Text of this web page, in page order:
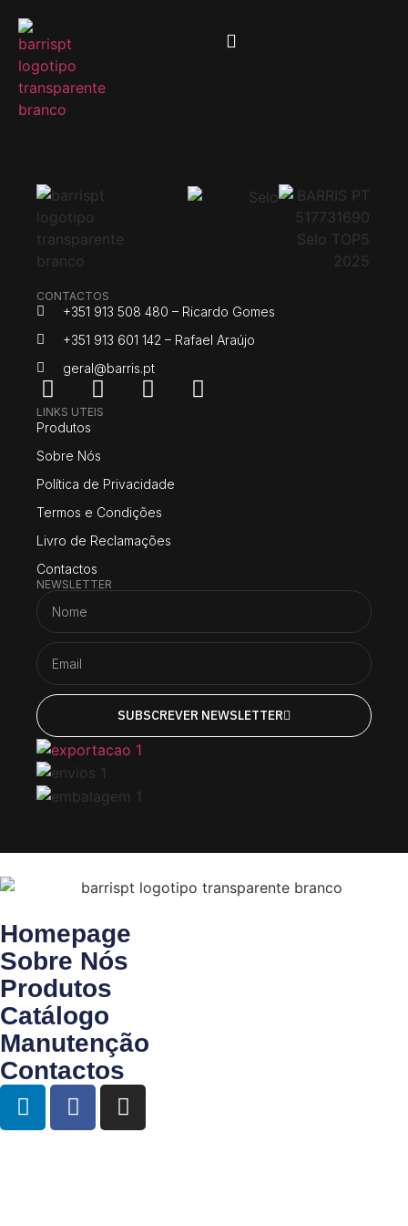
CONTACTOS
+351 913 508 480 – Ricardo Gomes
+351 913 601 142 – Rafael Araújo
geral@barris.pt
LINKS UTEIS
Produtos
Sobre Nós
Política de Privacidade
Termos e Condições
Livro de Reclamações
Contactos
NEWSLETTER
SUBSCREVER NEWSLETTER
Homepage
Sobre Nós
Produtos
Catálogo
Manutenção
Contactos